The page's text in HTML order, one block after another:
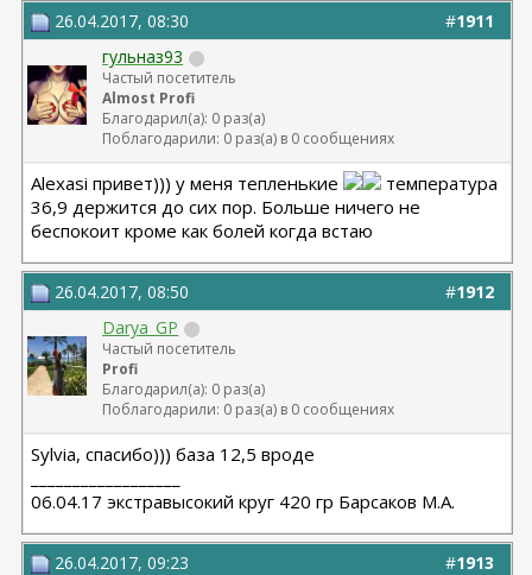
#1911
26.04.2017, 08:30
гульназ93
Частый посетитель
Almost Profi
Благодарил(а): 0 раз(а)
Поблагодарили: 0 раз(а) в 0 сообщениях
Alexasi привет))) у меня тепленькие
температура
36,9 держится до сих пор. Больше ничего не
беспокоит кроме как болей когда встаю
#1912
26.04.2017, 08:50
Darya_GP
Частый посетитель
Profi
Благодарил(а): 0 раз(а)
Поблагодарили: 0 раз(а) в 0 сообщениях
Sylvia, спасибо))) база 12,5 вроде
06.04.17 экстравысокий круг 420 гр Барсаков М.А.
#1913
26.04.2017, 09:23